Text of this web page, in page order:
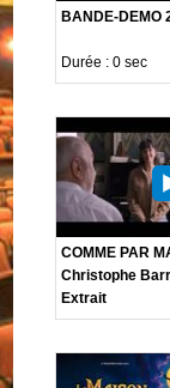
BANDE-DEMO
Durée : 0 sec
COMME PAR
Christophe
Extrait